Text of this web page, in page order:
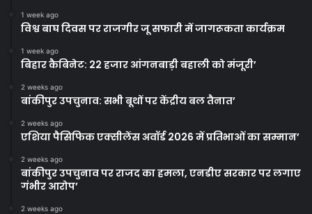
1 week ago
विश्व बाघ दिवस पर राजगीर जू सफारी में जागरूकता कार्यक्रम
1 week ago
बिहार कैबिनेट: 22 हजार आंगनबाड़ी बहाली को मंजूरी’
2 weeks ago
बांकीपुर उपचुनाव: सभी बूथों पर केंद्रीय बल तैनात’
2 weeks ago
एशिया पैसिफिक एक्सीलेंस अवॉर्ड 2026 में प्रतिभाओं का सम्मान’
2 weeks ago
बांकीपुर उपचुनाव पर राजद का हमला, एनडीए सरकार पर लगाए
गंभीर आरोप’
2 weeks ago